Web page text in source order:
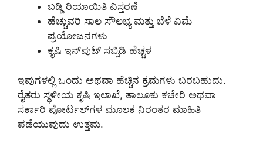
ಬಡ್ಡಿ ರಿಯಾಯಿತಿ ವಿಸ್ತರಣೆ
ಹೆಚ್ಚುವರಿ ಸಾಲ ಸೌಲಭ್ಯ ಮತ್ತು ಬೆಳೆ ವಿಮೆ
ಪ್ರಯೋಜನಗಳು
ಕೃಷಿ ಇನ್‌ಪುಟ್ ಸಬ್ಸಿಡಿ ಹೆಚ್ಚಳ
ಇವುಗಳಲ್ಲಿ ಒಂದು ಅಥವಾ ಹೆಚ್ಚಿನ ಕ್ರಮಗಳು ಬರಬಹುದು.
ರೈತರು ಸ್ಥಳೀಯ ಕೃಷಿ ಇಲಾಖೆ, ತಾಲೂಕು ಕಚೇರಿ ಅಥವಾ
ಸರ್ಕಾರಿ ಪೋರ್ಟಲ್‌ಗಳ ಮೂಲಕ ನಿರಂತರ ಮಾಹಿತಿ
ಪಡೆಯುವುದು ಉತ್ತಮ.